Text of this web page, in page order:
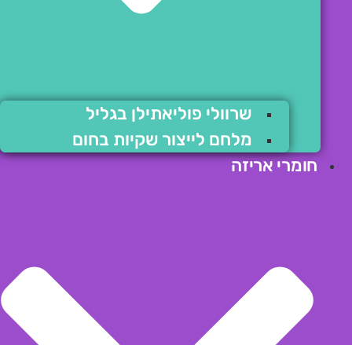
שרוולי פוליאתילן בגליל
מלחם לייצור שקיות בחום
חומרי אריזה